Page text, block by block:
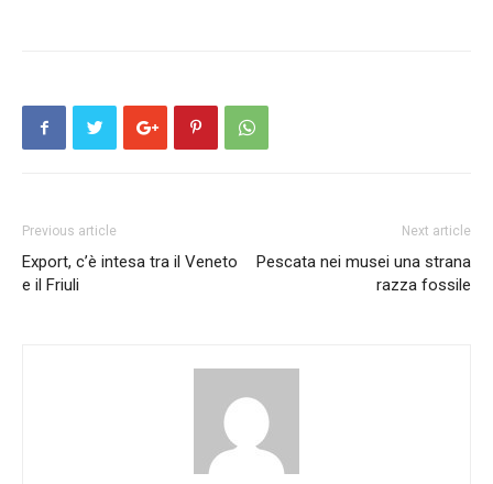
Previous article
Export, c’è intesa tra il Veneto
e il Friuli
Next article
Pescata nei musei una strana
razza fossile